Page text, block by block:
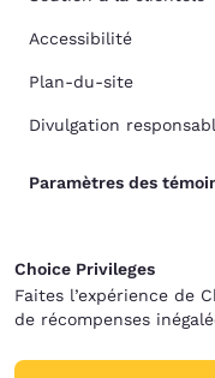
Accessibilité
Plan-du-site
Divulgation
Paramètres des
Choice Privileges
Faites l’expérience de
de récompenses